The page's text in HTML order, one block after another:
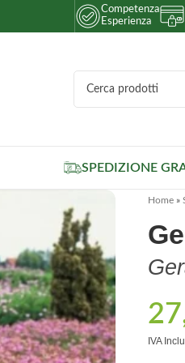
Competenza
Esperienza
SPEDIZIONE
Home »
IVA